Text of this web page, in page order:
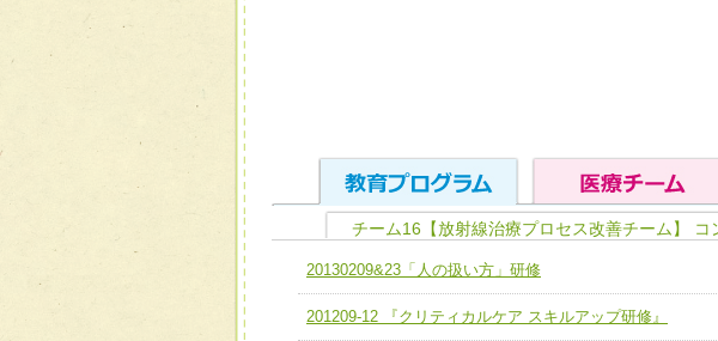
ユニット１ 医療人としての基礎能力
全人的医療を実践する医療人として、必要な基礎能力
ける
チーム01【病院内横断的問題解決チーム】
チーム16【放射線治療プロセス改善チーム】 コ
20130209&23「人の扱い方」研修
201209-12 『クリティカルケア スキルアップ研修』